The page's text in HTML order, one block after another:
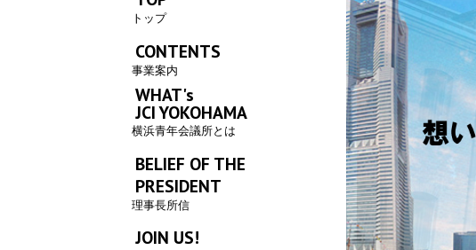
トップ
CONTENTS
事業案内
WHAT's
JCI YOKOHAMA
横浜青年会議所とは
BELIEF OF THE
PRESIDENT
理事長所信
JOIN US!